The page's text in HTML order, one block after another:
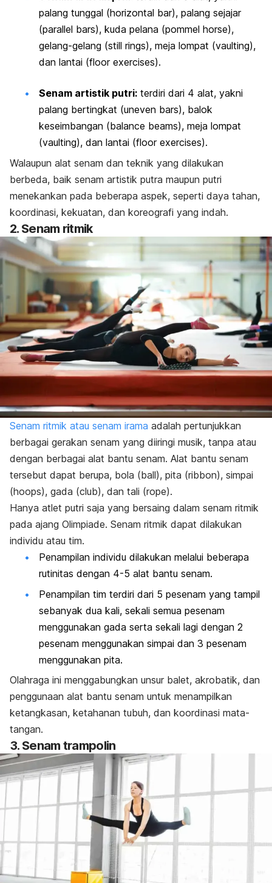
palang tunggal (horizontal bar), palang sejajar
(parallel bars), kuda pelana (pommel horse),
gelang-gelang (still rings), meja lompat (vaulting),
dan lantai (floor exercises).
Senam artistik putri: terdiri dari 4 alat, yakni
palang bertingkat (uneven bars), balok
keseimbangan (balance beams), meja lompat
(vaulting), dan lantai (floor exercises).
Walaupun alat senam dan teknik yang dilakukan
berbeda, baik senam artistik putra maupun putri
menekankan pada beberapa aspek, seperti daya tahan,
koordinasi, kekuatan, dan koreografi yang indah.
2. Senam ritmik
Senam ritmik atau senam irama adalah pertunjukkan
berbagai gerakan senam yang diiringi musik, tanpa atau
dengan berbagai alat bantu senam. Alat bantu senam
tersebut dapat berupa, bola (ball), pita (ribbon), simpai
(hoops), gada (club), dan tali (rope).
Hanya atlet putri saja yang bersaing dalam senam ritmik
pada ajang Olimpiade. Senam ritmik dapat dilakukan
individu atau tim.
Penampilan individu dilakukan melalui beberapa
rutinitas dengan 4-5 alat bantu senam.
Penampilan tim terdiri dari 5 pesenam yang tampil
sebanyak dua kali, sekali semua pesenam
menggunakan gada serta sekali lagi dengan 2
pesenam menggunakan simpai dan 3 pesenam
menggunakan pita.
Olahraga ini menggabungkan unsur balet, akrobatik, dan
penggunaan alat bantu senam untuk menampilkan
ketangkasan, ketahanan tubuh, dan koordinasi mata-
tangan.
3. Senam trampolin